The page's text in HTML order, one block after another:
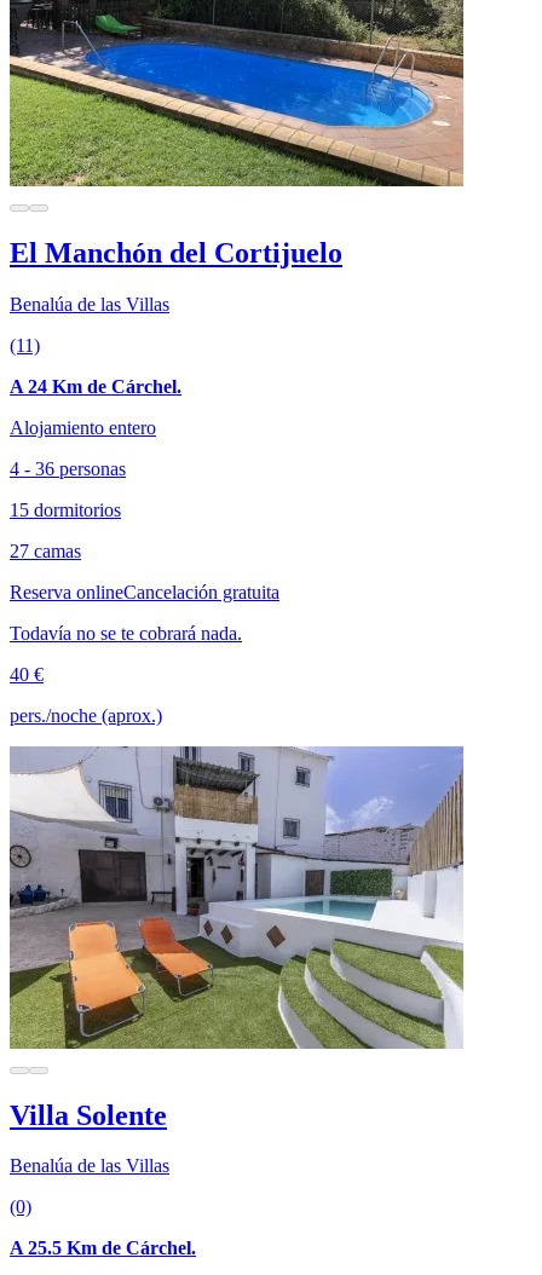
El Manchón del Cortijuelo
Benalúa de las Villas
(11)
A 24 Km de Cárchel.
Alojamiento entero
4 - 36 personas
15 dormitorios
27 camas
Reserva onlineCancelación gratuita
Todavía no se te cobrará nada.
40 €
pers./noche (aprox.)
Villa Solente
Benalúa de las Villas
(0)
A 25.5 Km de Cárchel.